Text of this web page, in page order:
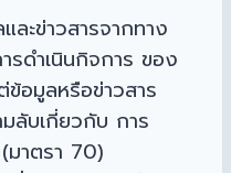
ละข่าวสารจากทาง
รดำเนินกิจการ ของ
ข้อมูลหรือข่าวสาร
ลับเกี่ยวกับ การ
มาตรา 70)